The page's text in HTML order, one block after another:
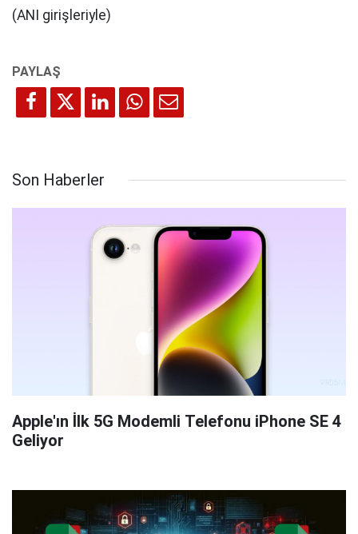
(ANI girişleriyle)
Son Haberler
Apple'ın İlk 5G Modemli Telefonu iPhone SE 4
Geliyor